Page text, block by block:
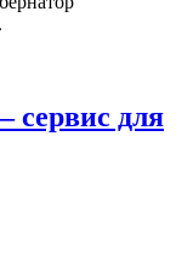
сервис для